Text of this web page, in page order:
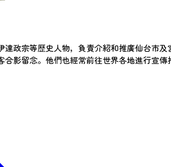
政宗等歷史人物，負責介紹和推廣仙台市及
影留念。他們也經常前往世界各地進行宣傳